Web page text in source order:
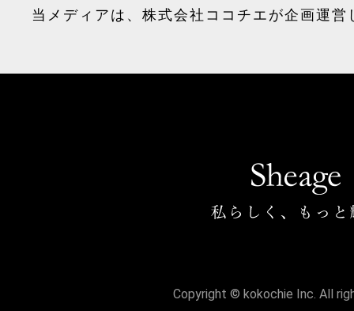
当メディアは、 株式会社ココチエが企画運営
Copyright © kokochie Inc. All